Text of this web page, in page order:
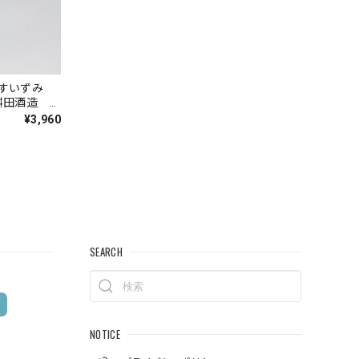
いずみ
田酒造
¥3,960
SEARCH
NOTICE